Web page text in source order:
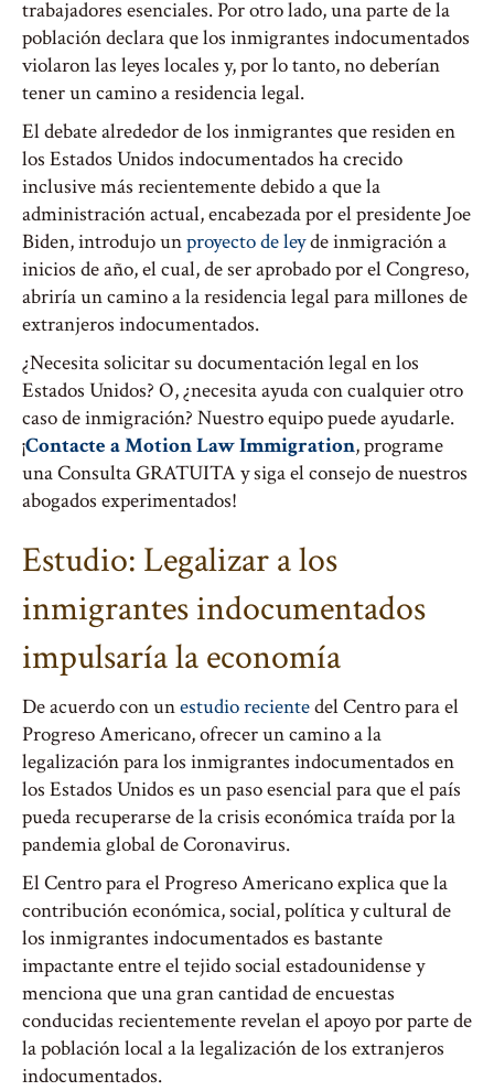
trabajadores esenciales. Por otro lado, una parte de la
población declara que los inmigrantes indocumentados
violaron las leyes locales y, por lo tanto, no deberían
tener un camino a residencia legal.
El debate alrededor de los inmigrantes que residen en
los Estados Unidos indocumentados ha crecido
inclusive más recientemente debido a que la
administración actual, encabezada por el presidente Joe
Biden, introdujo unproyecto de leyde inmigración a
inicios de año, el cual, de ser aprobado por el Congreso,
abriría un camino a la residencia legal para millones de
extranjeros indocumentados.
¿Necesita solicitar su documentación legal en los
Estados Unidos? O, ¿necesita ayuda con cualquier otro
caso de inmigración? Nuestro equipo puede ayudarle.
¡Contacte a Motion Law Immigration, programe
una Consulta GRATUITA y siga el consejo de nuestros
abogados experimentados!
Estudio: Legalizar a los
inmigrantes indocumentados
impulsaría la economía
De acuerdo con unestudio recientedel Centro para el
Progreso Americano, ofrecer un camino a la
legalización para los inmigrantes indocumentados en
los Estados Unidos es un paso esencial para que el país
pueda recuperarse de la crisis económica traída por la
pandemia global de Coronavirus.
El Centro para el Progreso Americano explica que la
contribución económica, social, política y cultural de
los inmigrantes indocumentados es bastante
impactante entre el tejido social estadounidense y
menciona que una gran cantidad de encuestas
conducidas recientemente revelan el apoyo por parte de
la población local a la legalización de los extranjeros
indocumentados.